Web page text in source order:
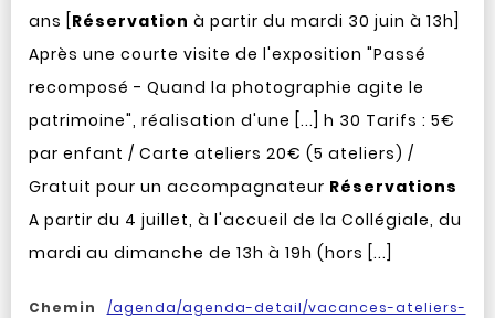
ans [ Réservation à partir du mardi 30 juin à 13h]
Après une courte visite de l'exposition "Passé
recomposé - Quand la photographie agite le
patrimoine", réalisation d'une [...] h 30 Tarifs : 5€
par enfant / Carte ateliers 20€ (5 ateliers) /
Gratuit pour un accompagnateur Réservations
A partir du 4 juillet, à l'accueil de la Collégiale, du
mardi au dimanche de 13h à 19h (hors [...]
Chemin
/agenda/agenda-detail/vacances-ateliers-